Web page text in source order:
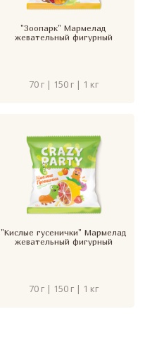
"Зоопарк" Мармелад
жевательный фигурный
70 г | 150 г | 1 кг
"Кислые гусенички" Мармелад
жевательный фигурный
70 г | 150 г | 1 кг